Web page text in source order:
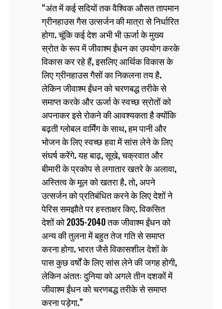
अंत में कई सदियों तक वैश्विक औसत तापमान
ग्रीनहाउस गैस उत्सर्जन की मात्रा से निर्धारित
होगा. चूंकि कई देश अभी भी ऊर्जा के मुख्य
स्रोत के रूप में जीवाश्म ईंधन का उपयोग करके
विकास कर रहे हैं, इसलिए आर्थिक विकास के
लिए ग्रीनहाउस गैसों का निकलना तय है.
लेकिन जीवाश्म ईंधन को चरणबद्ध तरीके से
समाप्त करके और ऊर्जा के स्वच्छ स्रोतों को
अपनाकर इसे रोकने की आवश्यकता है क्योंकि
बढ़ती ग्लोबल वार्मिंग के साथ, हम पानी और
भोजन के लिए स्वच्छ हवा में सांस लेने के लिए
संघर्ष करेंगे. यह बाढ़, सूखे, चक्रवात और
बीमारी के प्रकोप से लगातार खतरे के अलावा,
अस्तित्व के मूल को खतरा है. तो, अपने
उत्सर्जन को प्रतिबंधित करने के लिए देशों ने
पेरिस समझौते पर हस्ताक्षर किए. विकसित
देशों को 2035-2040 तक जीवाश्म ईंधन को
अन्य की तुलना में बहुत तेज गति से समाप्त
करना होगा. भारत जैसे विकासशील देशों के
पास कुछ वर्षों के लिए सांस लेने की जगह होगी,
लेकिन अंततः दुनिया को अगले तीन दशकों में
जीवाश्म ईंधन को चरणबद्ध तरीके से समाप्त
करना पड़ेगा.